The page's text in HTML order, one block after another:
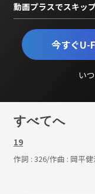
今すぐU-
い
動画プラスでスキッ
すべてへ
19
作詞 : 326/作曲 : 岡平健